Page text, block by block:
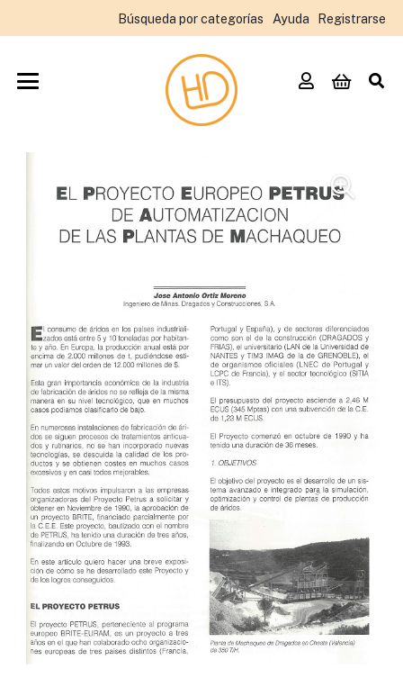
Búsqueda por categorías Ayuda Registrarse